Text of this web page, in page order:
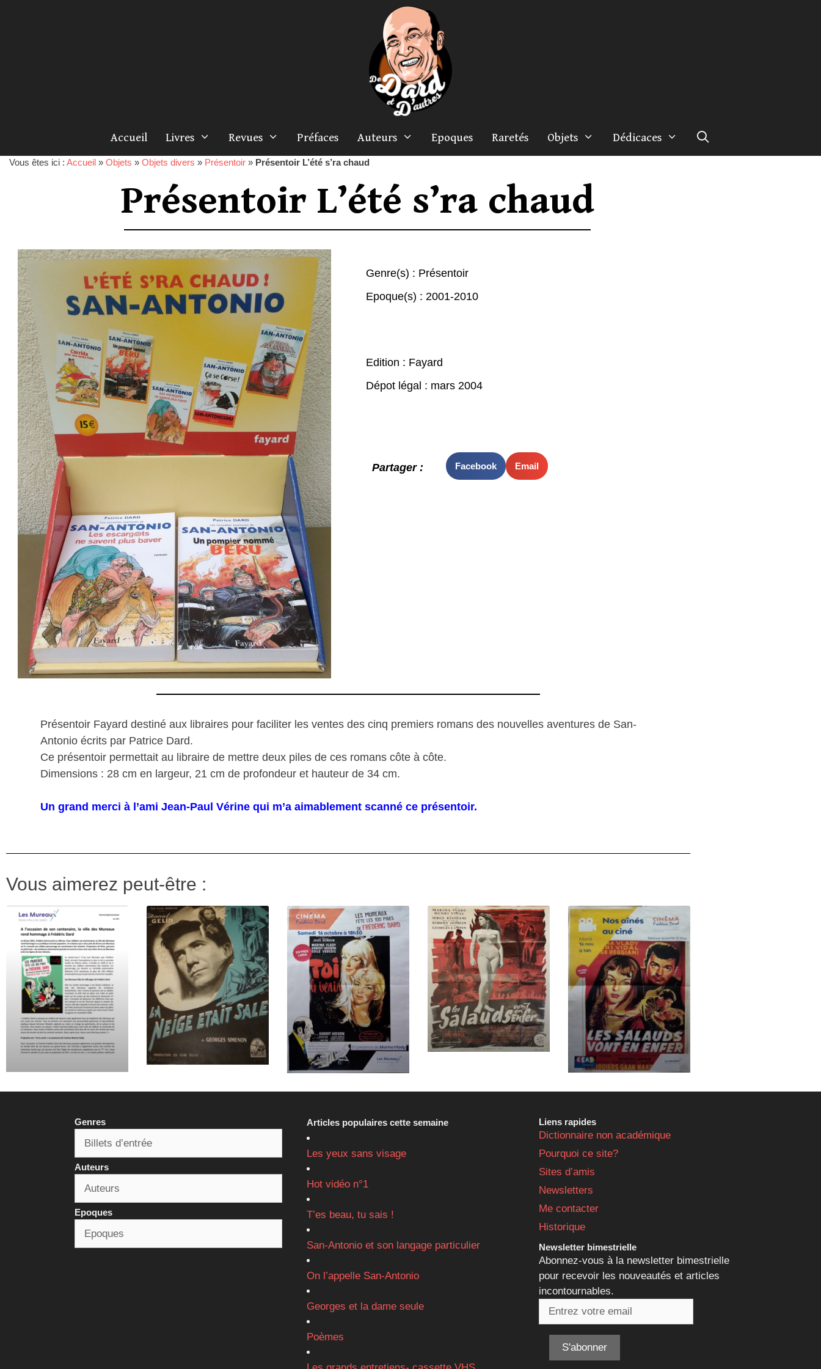
Accueil Livres Revues Préfaces Auteurs Epoques Raretés Objets Dédicaces
Vous êtes ici : Accueil » Objets » Objets divers » Présentoir » Présentoir L’été s’ra chaud
Présentoir L’été s’ra chaud
Genre(s) : Présentoir
Epoque(s) : 2001-2010
Edition : Fayard
Dépot légal : mars 2004
Partager : Facebook Email
Présentoir Fayard destiné aux libraires pour faciliter les ventes des cinq premiers romans des nouvelles aventures de San-
Antonio écrits par Patrice Dard.
Ce présentoir permettait au libraire de mettre deux piles de ces romans côte à côte.
Dimensions : 28 cm en largeur, 21 cm de profondeur et hauteur de 34 cm.
Un grand merci à l’ami Jean-Paul Vérine qui m’a aimablement scanné ce présentoir.
Vous aimerez peut-être :
Genres
Auteurs
Epoques
Articles populaires cette semaine
Les yeux sans visage
Hot vidéo n°1
T’es beau, tu sais !
San-Antonio et son langage particulier
On l’appelle San-Antonio
Georges et la dame seule
Poèmes
Liens rapides
Dictionnaire non académique
Pourquoi ce site?
Sites d’amis
Newsletters
Me contacter
Historique
Newsletter bimestrielle
Abonnez-vous à la newsletter bimestrielle
pour recevoir les nouveautés et articles
incontournables.